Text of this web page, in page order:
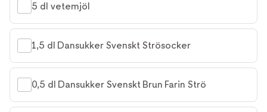
5 dl vetemjöl
1,5 dl Dansukker Svenskt Strösocker
0,5 dl Dansukker Svenskt Brun Farin Strö